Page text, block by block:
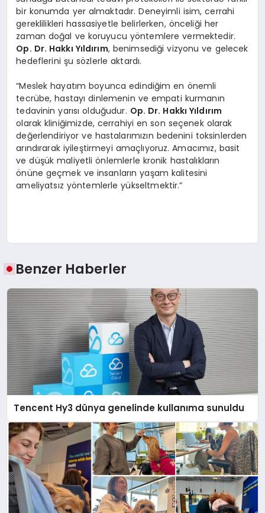
bir konumda yer almaktadır. Deneyimli isim, cerrahi
gereklilikleri hassasiyetle belirlerken, önceliği her
zaman doğal ve koruyucu yöntemlere vermektedir.
Op. Dr. Hakkı Yıldırım, benimsediği vizyonu ve gelecek
hedeflerini şu sözlerle aktardı.
“Meslek hayatım boyunca edindiğim en önemli
tecrübe, hastayı dinlemenin ve empati kurmanın
tedavinin yarısı olduğudur. Op. Dr. Hakkı Yıldırım
olarak kliniğimizde, cerrahiyi en son seçenek olarak
değerlendiriyor ve hastalarımızın bedenini toksinlerden
arındırarak iyileştirmeyi amaçlıyoruz. Amacımız, basit
ve düşük maliyetli önlemlerle kronik hastalıkların
önüne geçmek ve insanların yaşam kalitesini
ameliyatsız yöntemlerle yükseltmektir.”
Benzer Haberler
Tencent Hy3 dünya genelinde kullanıma sunuldu